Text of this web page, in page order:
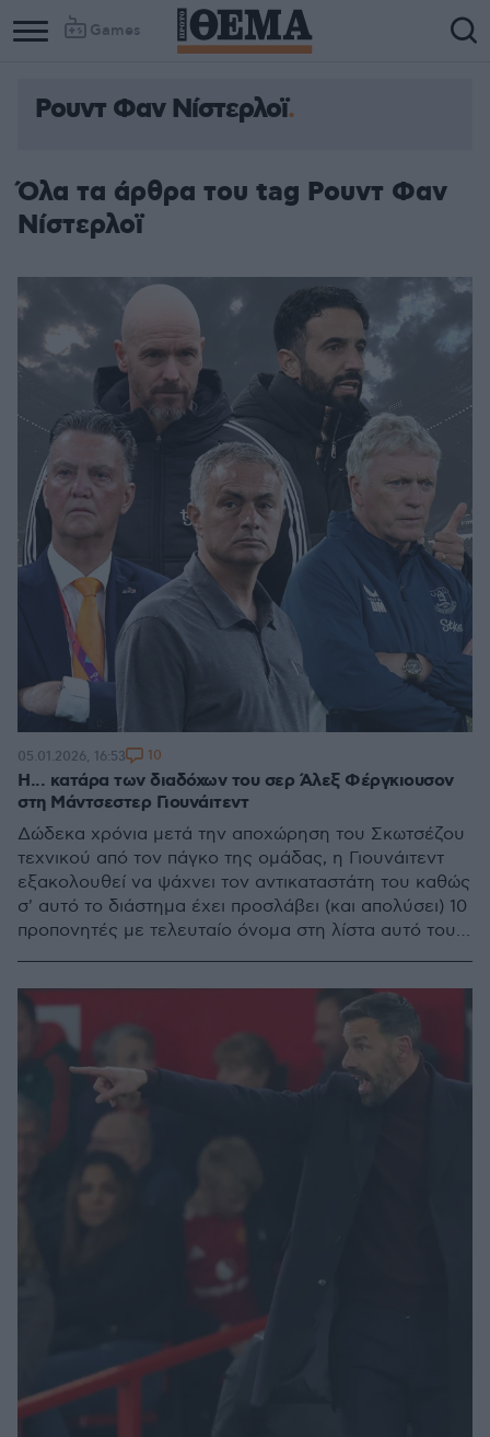
Games
Ρουντ Φαν Νίστερλοϊ
Όλα τα άρθρα του tag Ρουντ Φαν
Νίστερλοϊ
Η... κατάρα των διαδόχων του σερ Άλεξ Φέργκιουσον
στη Μάντσεστερ Γιουνάιτεντ
Δώδεκα χρόνια μετά την αποχώρηση του Σκωτσέζου
τεχνικού από τον πάγκο της ομάδας, η Γιουνάιτεντ
εξακολουθεί να ψάχνει τον αντικαταστάτη του καθώς
σ' αυτό το διάστημα έχει προσλάβει (και απολύσει) 10
προπονητές με τελευταίο όνομα στη λίστα αυτό του
05.01.2026, 16:53 10